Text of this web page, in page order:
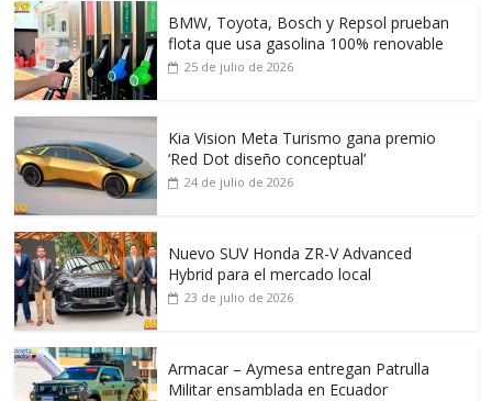
BMW, Toyota, Bosch y Repsol prueban
flota que usa gasolina 100% renovable
25 de julio de 2026
Kia Vision Meta Turismo gana premio
‘Red Dot diseño conceptual’
24 de julio de 2026
Nuevo SUV Honda ZR-V Advanced
Hybrid para el mercado local
23 de julio de 2026
Armacar – Aymesa entregan Patrulla
Militar ensamblada en Ecuador